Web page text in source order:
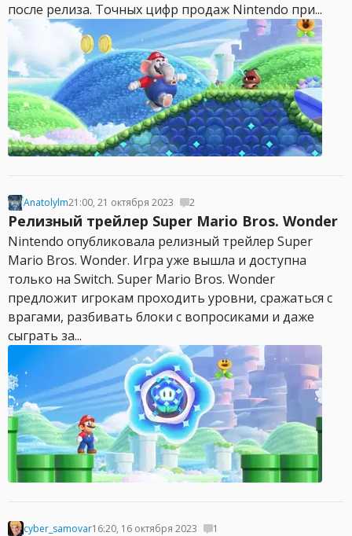
после релиза. Точных цифр продаж Nintendo при...
Anatolylm21:00, 21 октября 2023 2
Релизный трейлер Super Mario Bros. Wonder
Nintendo опубликовала релизный трейлер Super
Mario Bros. Wonder. Игра уже вышла и доступна
только на Switch. Super Mario Bros. Wonder
предложит игрокам проходить уровни, сражаться с
врагами, разбивать блоки с вопросиками и даже
сыграть за...
cyber_samovar16:20, 16 октября 2023 1